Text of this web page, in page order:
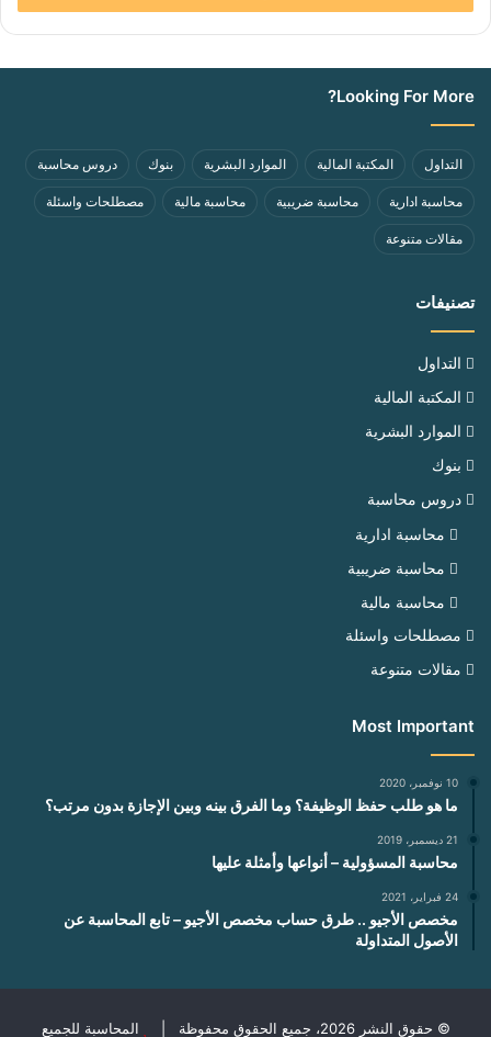
Looking For More?
التداول المكتبة المالية الموارد البشرية بنوك دروس محاسبة
محاسبة ادارية محاسبة ضريبية محاسبة مالية مصطلحات واسئلة
مقالات متنوعة
تصنيفات
التداول
المكتبة المالية
الموارد البشرية
بنوك
دروس محاسبة
محاسبة ادارية
محاسبة ضريبية
محاسبة مالية
مصطلحات واسئلة
مقالات متنوعة
Most Important
10 نوفمبر، 2020
ما هو طلب حفظ الوظيفة؟ وما الفرق بينه وبين الإجازة بدون مرتب؟
21 ديسمبر، 2019
محاسبة المسؤولية – أنواعها وأمثلة عليها
24 فبراير، 2021
مخصص الأجيو .. طرق حساب مخصص الأجيو – تابع المحاسبة عن
الأصول المتداولة
© حقوق النشر 2026، جميع الحقوق محفوظة | المحاسبة للجميع